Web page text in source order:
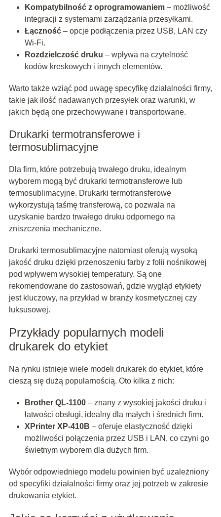
Kompatybilność z oprogramowaniem– możliwość
integracji z systemami zarządzania przesyłkami.
Łączność– opcje podłączenia przez USB, LAN czy
Wi-Fi.
Rozdzielczość druku – wpływa na czytelność
kodów kreskowych i innych elementów.
Warto także wziąć pod uwagę specyfikę działalności firmy,
takie jak ilość nadawanych przesyłek oraz warunki, w
jakich będą one przechowywane i transportowane.
Drukarki termotransferowe i
termosublimacyjne
Dla firm, które potrzebują trwałego druku, idealnym
wyborem mogą być drukarki termotransferowe lub
termosublimacyjne. Drukarki termotransferowe
wykorzystują taśmę transferową, co pozwala na
uzyskanie bardzo trwałego druku odpornego na
zniszczenia mechaniczne.
Drukarki termosublimacyjne natomiast oferują wysoką
jakość druku dzięki przenoszeniu farby z folii nośnikowej
pod wpływem wysokiej temperatury. Są one
rekomendowane do zastosowań, gdzie wygląd etykiety
jest kluczowy, na przykład w branży kosmetycznej czy
luksusowej.
Przykłady popularnych modeli
drukarek do etykiet
Na rynku istnieje wiele modeli drukarek do etykiet, które
cieszą się dużą popularnością. Oto kilka z nich:
Brother QL-1100– znany z wysokiej jakości druku i
łatwości obsługi, idealny dla małych i średnich firm.
XPrinter XP-410B – oferuje elastyczność dzięki
możliwości połączenia przez USB i LAN, co czyni go
świetnym wyborem dla dużych firm.
Wybór odpowiedniego modelu powinien być uzależniony
od specyfiki działalności firmy oraz jej potrzeb w zakresie
drukowania etykiet.